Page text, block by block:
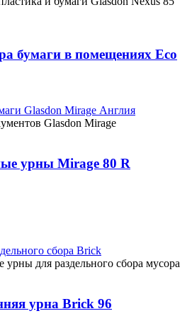
бумаги в помещениях Eco
урны Mirage 80 R
урна Brick 96